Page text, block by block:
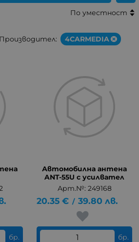
По уместност
Производител: 4CARMEDIA
бр.
Автомобилна антена
ANT-55U с усилвател
Арт.№: 249168
20.35 € / 39.80 лв.
бр.